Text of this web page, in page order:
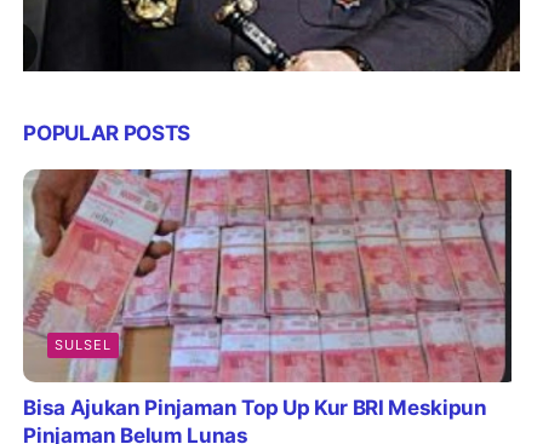
POPULAR POSTS
SULSEL
Bisa Ajukan Pinjaman Top Up Kur BRI Meskipun
Pinjaman Belum Lunas